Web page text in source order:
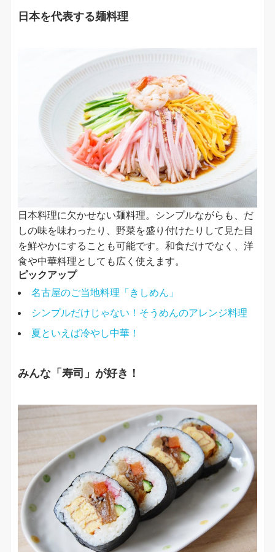
日本を代表する麺料理
日本料理に欠かせない麺料理。シンプルながらも、だ
しの味を味わったり、野菜を盛り付けたりして見た目
を鮮やかにすることも可能です。和食だけでなく、洋
食や中華料理としても広く使えます。
ピックアップ
名古屋のご当地料理「きしめん」
シンプルだけじゃない！そうめんのアレンジ料理
夏といえば冷やし中華！
みんな「寿司」が好き！